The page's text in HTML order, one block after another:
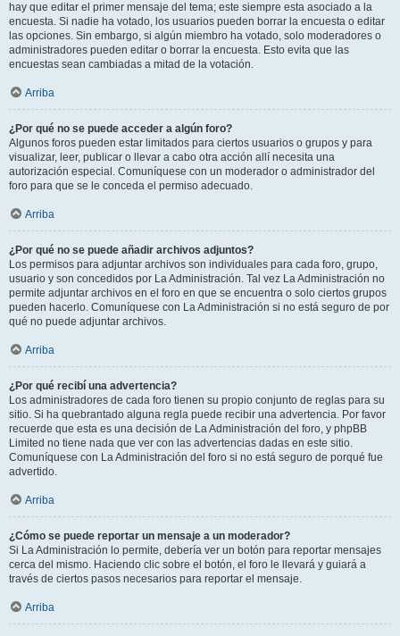
hay que editar el primer mensaje del tema; este siempre esta asociado a la
encuesta. Si nadie ha votado, los usuarios pueden borrar la encuesta o editar
las opciones. Sin embargo, si algún miembro ha votado, solo moderadores o
administradores pueden editar o borrar la encuesta. Esto evita que las
encuestas sean cambiadas a mitad de la votación.
Arriba
¿Por qué no se puede acceder a algún foro?
Algunos foros pueden estar limitados para ciertos usuarios o grupos y para
visualizar, leer, publicar o llevar a cabo otra acción allí necesita una
autorización especial. Comuníquese con un moderador o administrador del
foro para que se le conceda el permiso adecuado.
Arriba
¿Por qué no se puede añadir archivos adjuntos?
Los permisos para adjuntar archivos son individuales para cada foro, grupo,
usuario y son concedidos por La Administración. Tal vez La Administración no
permite adjuntar archivos en el foro en que se encuentra o solo ciertos grupos
pueden hacerlo. Comuníquese con La Administración si no está seguro de por
qué no puede adjuntar archivos.
Arriba
¿Por qué recibí una advertencia?
Los administradores de cada foro tienen su propio conjunto de reglas para su
sitio. Si ha quebrantado alguna regla puede recibir una advertencia. Por favor
recuerde que esta es una decisión de La Administración del foro, y phpBB
Limited no tiene nada que ver con las advertencias dadas en este sitio.
Comuníquese con La Administración del foro si no está seguro de porqué fue
advertido.
Arriba
¿Cómo se puede reportar un mensaje a un moderador?
Si La Administración lo permite, debería ver un botón para reportar mensajes
cerca del mismo. Haciendo clic sobre el botón, el foro le llevará y guiará a
través de ciertos pasos necesarios para reportar el mensaje.
Arriba